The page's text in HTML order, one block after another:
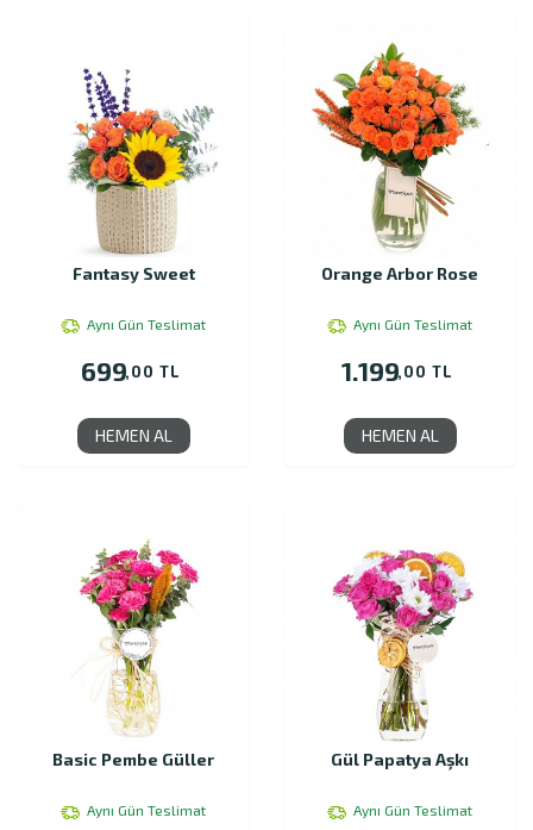
Fantasy Sweet
Aynı Gün Teslimat
699,00 TL
HEMEN AL
Orange Arbor Rose
Aynı Gün Teslimat
1.199,00 TL
HEMEN AL
Basic Pembe Güller
Aynı Gün Teslimat
Gül Papatya Aşkı
Aynı Gün Teslimat